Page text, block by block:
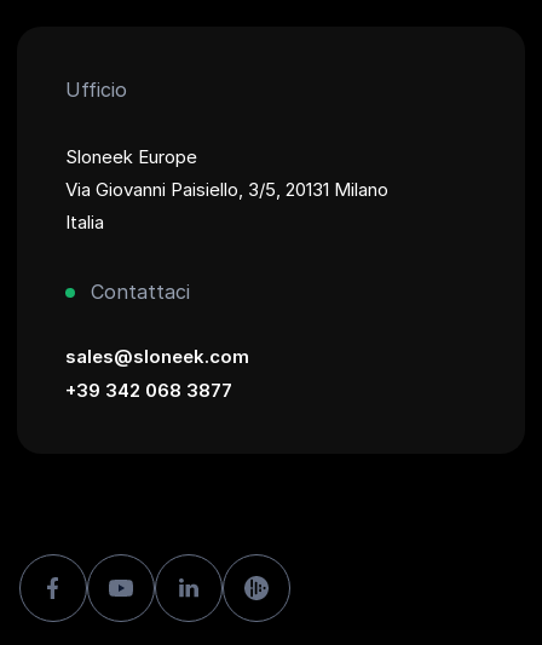
Ufficio
Sloneek Europe
Via Giovanni Paisiello, 3/5, 20131 Milano
Italia
Contattaci
sales@sloneek.com
+39 342 068 3877